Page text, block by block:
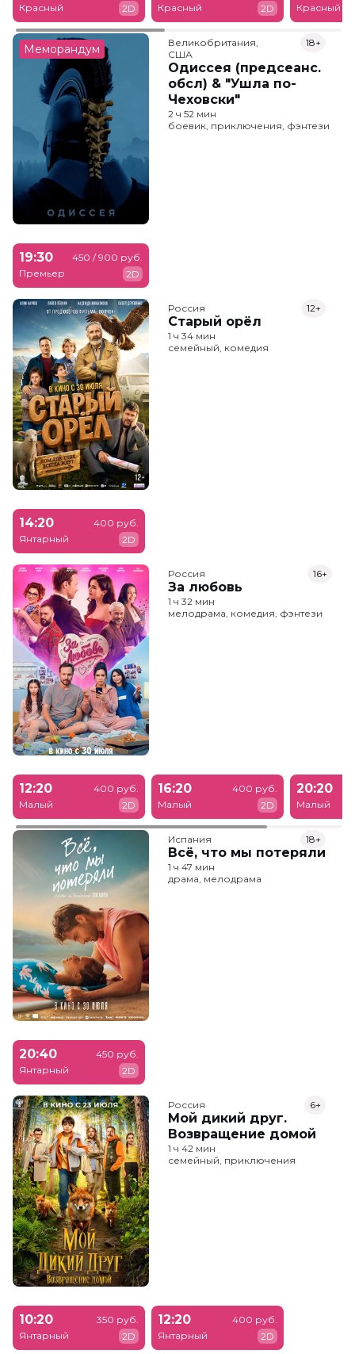
Красный
2D
Красный
2D
Красный
Меморандум
Великобритания,
США
Одиссея (предсеанс.
обсл) & "Ушла по-
Чеховски"
18+
2 ч 52 мин
боевик, приключения, фэнтези
19:30
Премьер
450 / 900 руб.
2D
Россия
Старый орёл
12+
1 ч 34 мин
семейный, комедия
14:20
Янтарный
400 руб.
2D
Россия
За любовь
16+
1 ч 32 мин
мелодрама, комедия, фэнтези
12:20
Малый
400 руб.
2D
16:20
Малый
400 руб.
2D
20:20
Малый
Испания
Всё, что мы потеряли
18+
1 ч 47 мин
драма, мелодрама
20:40
Янтарный
450 руб.
2D
Россия
Мой дикий друг.
Возвращение домой
6+
1 ч 42 мин
семейный, приключения
10:20
Янтарный
350 руб.
2D
12:20
Янтарный
400 руб.
2D